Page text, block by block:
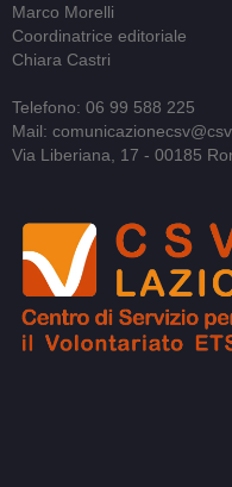
Marco Morelli
Coordinatrice editoriale
Chiara Castri
Telefono: 06 99 588 225
Mail:
Via Liberiana, 17 - 00185